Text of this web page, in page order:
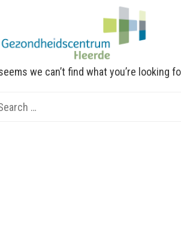
we can’t find what you’re looking